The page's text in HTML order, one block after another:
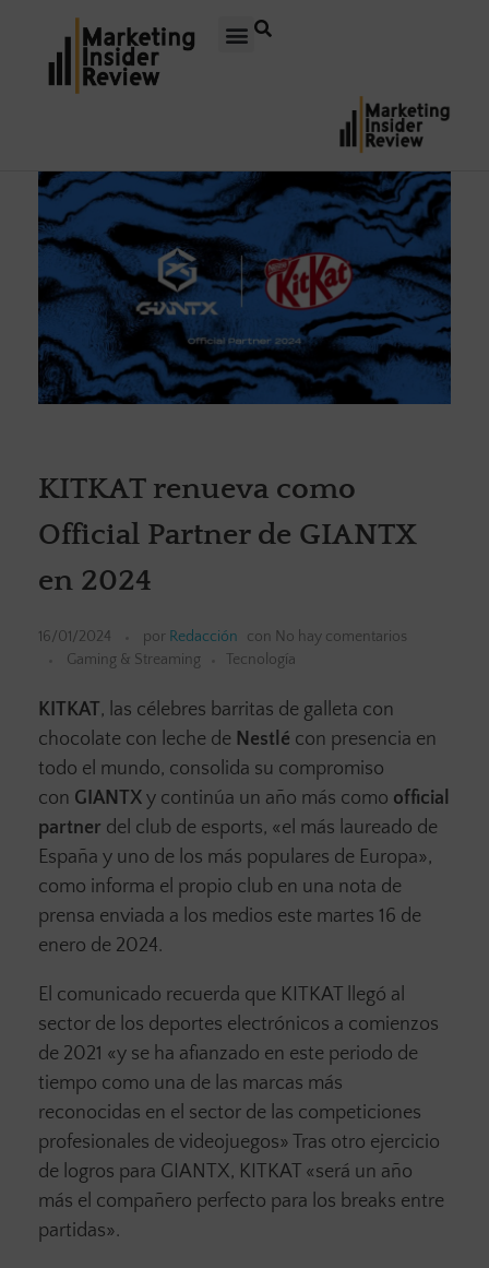
KITKAT renueva como
Official Partner de GIANTX
en 2024
16/01/2024 por Redacción con No hay comentarios
Gaming & Streaming
Tecnología
KITKAT, las célebres barritas de galleta con
chocolate con leche de Nestlé con presencia en
todo el mundo, consolida su compromiso
con GIANTX y continúa un año más como official
partner del club de esports, «el más laureado de
España y uno de los más populares de Europa»,
como informa el propio club en una nota de
prensa enviada a los medios este martes 16 de
enero de 2024.
El comunicado recuerda que KITKAT llegó al
sector de los deportes electrónicos a comienzos
de 2021 «y se ha afianzado en este periodo de
tiempo como una de las marcas más
reconocidas en el sector de las competiciones
profesionales de videojuegos» Tras otro ejercicio
de logros para GIANTX, KITKAT «será un año
más el compañero perfecto para los breaks entre
partidas».